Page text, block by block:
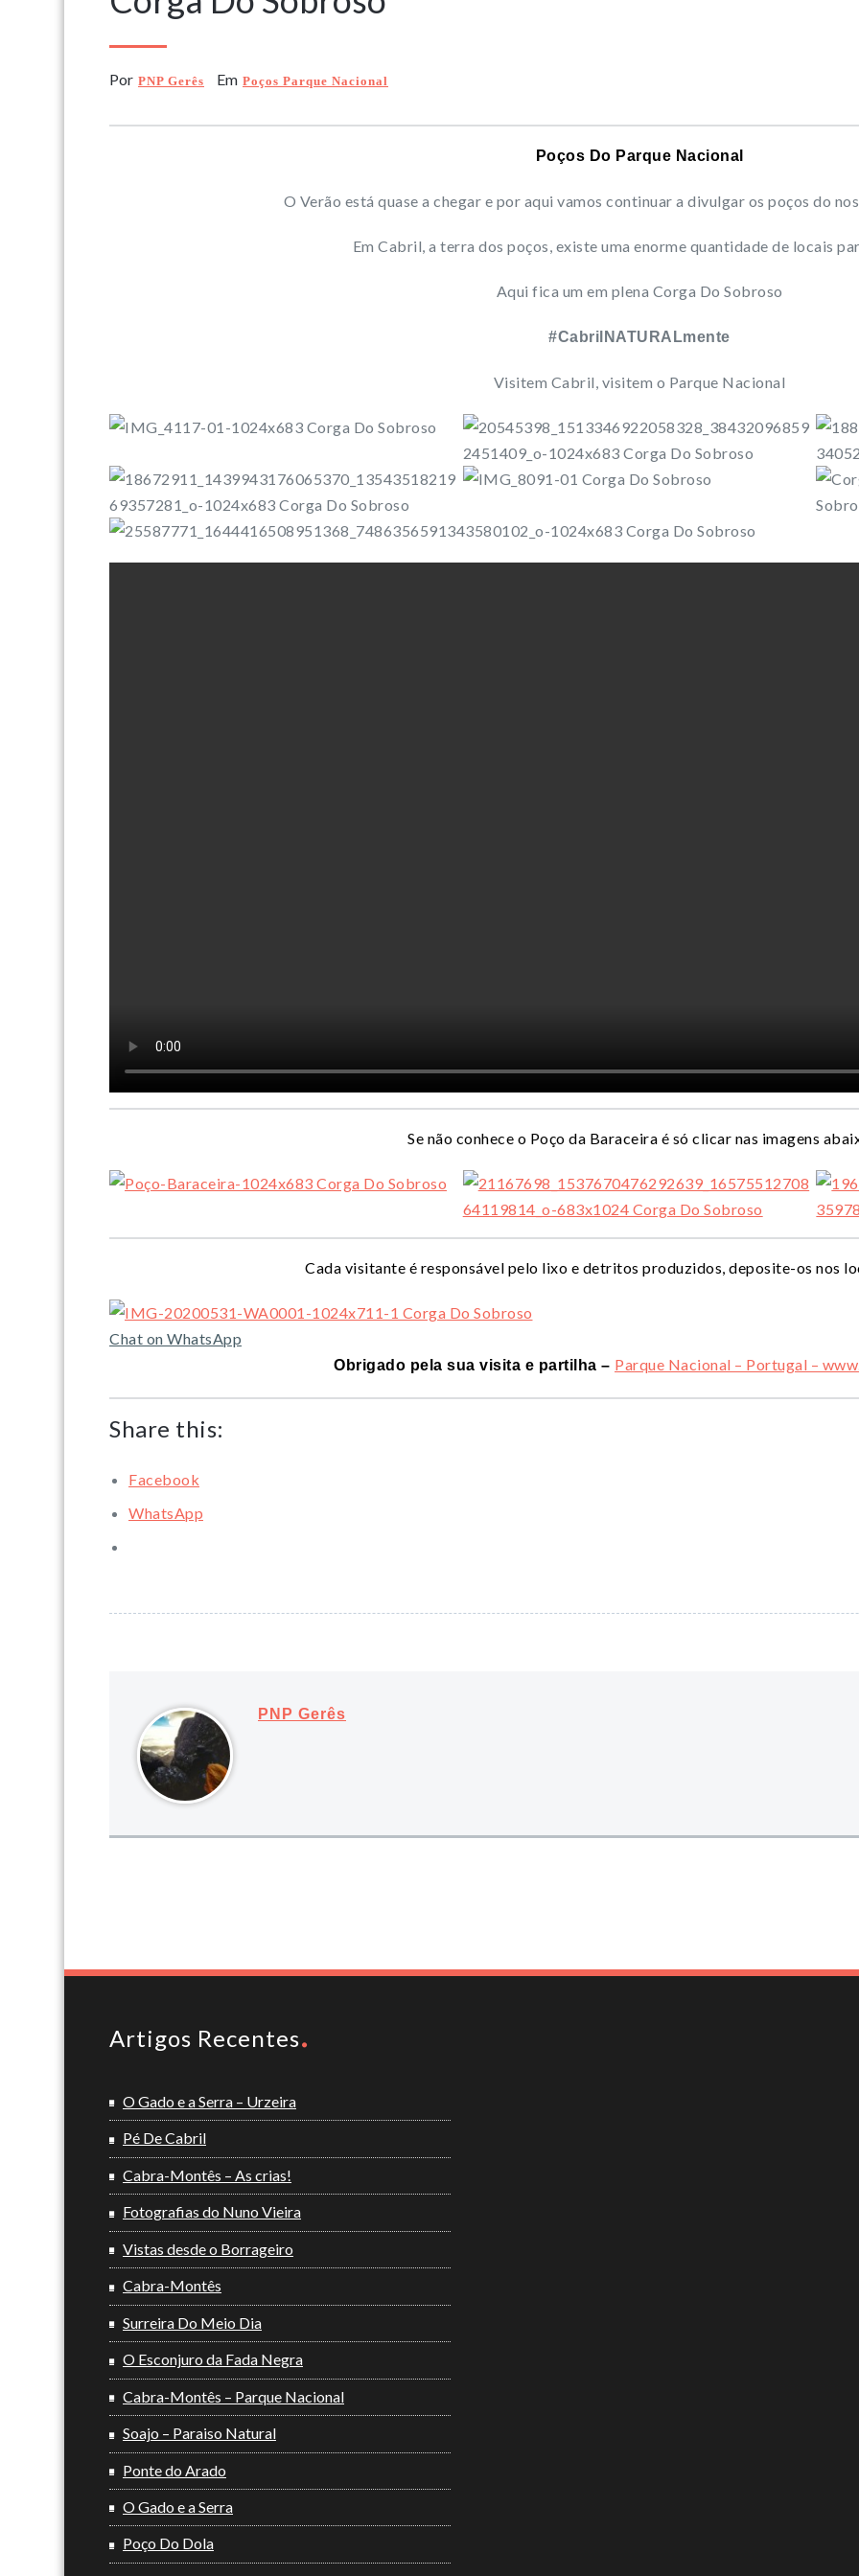
Por PNP Gerês Em Poços Parque Nacional
Poços Do Parque Nacional
O Verão está quase a chegar e por aqui vamos continuar a divulgar os poços do
Em Cabril, a terra dos poços, existe uma enorme quantidade de locais
Aqui fica um em plena Corga Do Sobroso
#CabrilNATURALmente
Visitem Cabril, visitem o Parque Nacional
Se não conhece o Poço da Baraceira é só clicar nas imagens
Cada visitante é responsável pelo lixo e detritos produzidos, deposite-os nos
Chat on WhatsApp
Obrigado pela sua visita e partilha – Parque Nacional – Portugal –
Share this:
Facebook
WhatsApp
PNP Gerês
Artigos Recentes
O Gado e a Serra – Urzeira
Pé De Cabril
Cabra-Montês – As crias!
Fotografias do Nuno Vieira
Vistas desde o Borrageiro
Cabra-Montês
Surreira Do Meio Dia
O Esconjuro da Fada Negra
Cabra-Montês – Parque Nacional
Soajo – Paraiso Natural
Ponte do Arado
O Gado e a Serra
Poço Do Dola